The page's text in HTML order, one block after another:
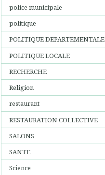
police municipale
politique
POLITIQUE DEPARTEMENTALE
POLITIQUE LOCALE
RECHERCHE
Religion
restaurant
RESTAURATION COLLECTIVE
SALONS
SANTE
Science